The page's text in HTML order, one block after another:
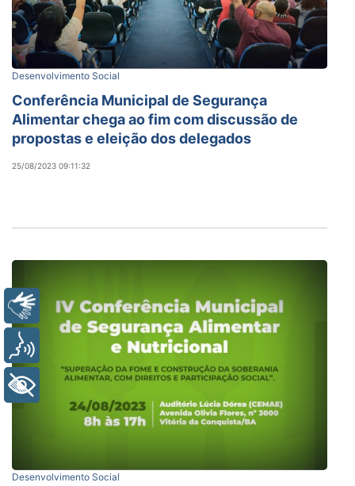
Desenvolvimento Social
Conferência Municipal de Segurança
Alimentar chega ao fim com discussão de
propostas e eleição dos delegados
25/08/2023 09:11:32
Desenvolvimento Social
Libras
+ Acessibilidade